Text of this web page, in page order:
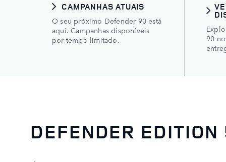
CAMPANHAS ATUAIS
O seu próximo Defender 90 está
aqui. Campanhas disponíveis
por tempo limitado.
90
DEFENDER